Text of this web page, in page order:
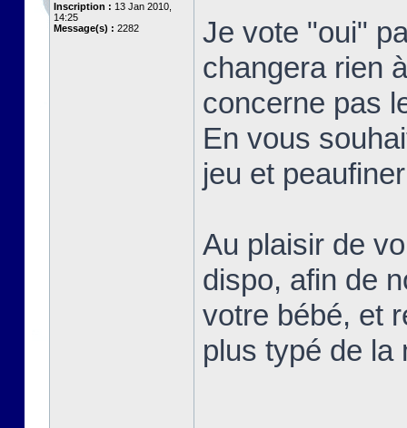
Inscription : 13 Jan 2010,
14:25
Message(s) : 2282
Je vote "oui"
changera rien
concerne pas
En vous
jeu et
Au plaisir de
dispo, afin de
votre bébé, et
plus typé de la